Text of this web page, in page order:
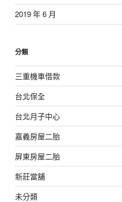
2019 年 6 月
分類
三重機車借款
台北保全
台北月子中心
嘉義房屋二胎
屏東房屋二胎
新莊當舖
未分類